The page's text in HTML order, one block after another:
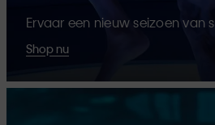
Ervaar een nieuw seizoen van
Shop nu